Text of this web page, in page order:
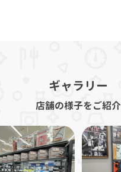
ギャラリー
店舗の様子をご紹介